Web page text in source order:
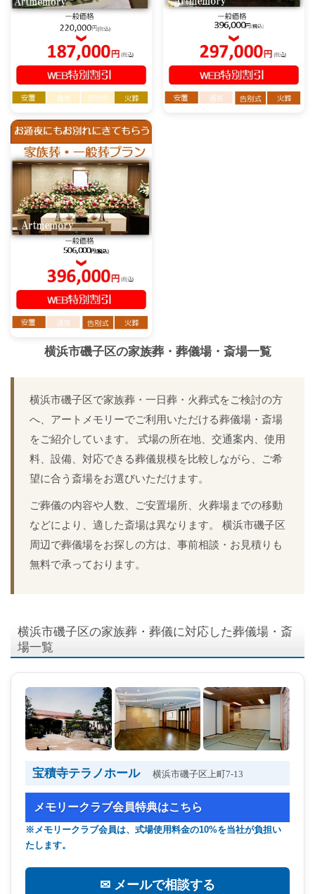
横浜市磯子区の家族葬・葬儀場・斎場一覧
横浜市磯子区で家族葬・一日葬・火葬式をご検討の方
へ、アートメモリーでご利用いただける葬儀場・斎場
をご紹介しています。 式場の所在地、交通案内、使用
料、設備、対応できる葬儀規模を比較しながら、ご希
望に合う斎場をお選びいただけます。
ご葬儀の内容や人数、ご安置場所、火葬場までの移動
などにより、適した斎場は異なります。 横浜市磯子区
周辺で葬儀場をお探しの方は、事前相談・お見積りも
無料で承っております。
横浜市磯子区の家族葬・葬儀に対応した葬儀場・斎
場一覧
宝積寺テラノホール 横浜市磯子区上町7-13
メモリークラブ会員特典はこちら
※メモリークラブ会員は、式場使用料金の10%を当社が負担い
たします。
✉ メールで相談する